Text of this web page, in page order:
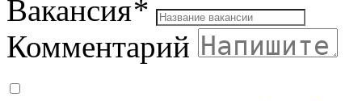
Вакансия*
Комментарий